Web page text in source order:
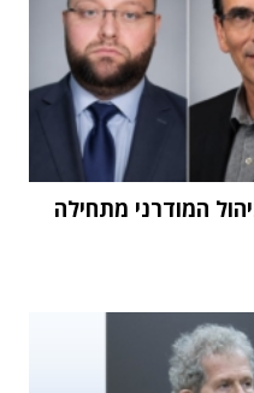
המודרני מתחילה